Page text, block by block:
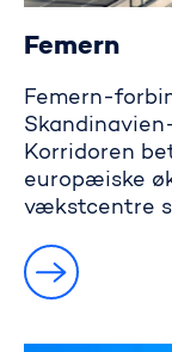
Femern
Femern-
Korridoren
europæiske
vækstcentre